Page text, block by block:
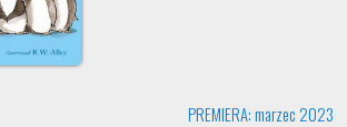
PREMIERA: marzec 2023